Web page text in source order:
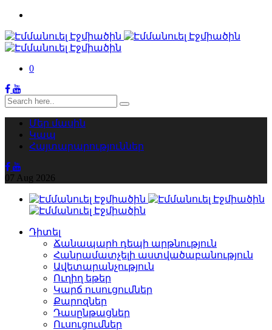
0
Մեր մասին
Կապ
Հայտարարություններ
07 Aug 2026
Դիտել
Ճանապարհ դեպի արթնություն
Հանրամատչելի աստվածաբանություն
Ավետարանչություն
Ուղիղ եթեր
Կարճ ուսուցումներ
Քարոզներ
Դասընթացներ
Ուսուցումներ